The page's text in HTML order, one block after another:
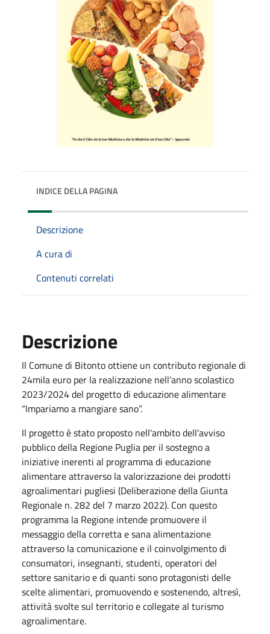
INDICE DELLA PAGINA
Descrizione
A cura di
Contenuti correlati
Descrizione
Il Comune di Bitonto ottiene un contributo regionale di
24mila euro per la realizzazione nell’anno scolastico
2023/2024 del progetto di educazione alimentare
“Impariamo a mangiare sano”.
Il progetto è stato proposto nell'ambito dell'avviso
pubblico della Regione Puglia per il sostegno a
iniziative inerenti al programma di educazione
alimentare attraverso la valorizzazione dei prodotti
agroalimentari pugliesi (Deliberazione della Giunta
Regionale n. 282 del 7 marzo 2022). Con questo
programma la Regione intende promuovere il
messaggio della corretta e sana alimentazione
attraverso la comunicazione e il coinvolgimento di
consumatori, insegnanti, studenti, operatori del
settore sanitario e di quanti sono protagonisti delle
scelte alimentari, promuovendo e sostenendo, altresì,
attività svolte sul territorio e collegate al turismo
agroalimentare.